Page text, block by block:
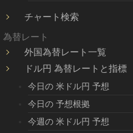
チャート検索
為替レート
外国為替レート一覧
ドル円 為替レートと指標
今日の 米ドル円 予想
今日の 予想根拠
今週の 米ドル円 予想